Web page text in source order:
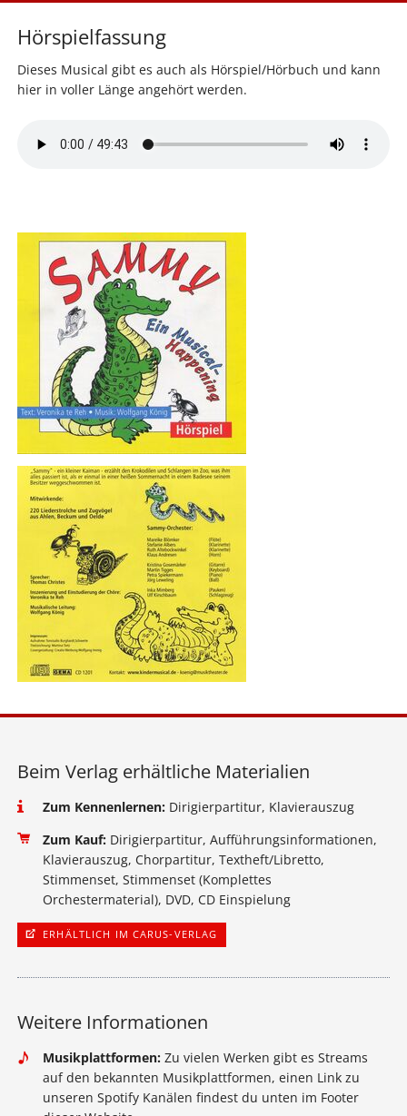
Hörspielfassung
Dieses Musical gibt es auch als Hörspiel/Hörbuch und kann
hier in voller Länge angehört werden.
Beim Verlag erhältliche Materialien
Zum Kennenlernen: Dirigierpartitur, Klavierauszug
Zum Kauf: Dirigierpartitur, Aufführungsinformationen,
Klavierauszug, Chorpartitur, Textheft/Libretto,
Stimmenset, Stimmenset (Komplettes
Orchestermaterial), DVD, CD Einspielung
ERHÄLTLICH IM CARUS-VERLAG
Weitere Informationen
Musikplattformen: Zu vielen Werken gibt es Streams
auf den bekannten Musikplattformen, einen Link zu
unseren Spotify Kanälen findest du unten im Footer